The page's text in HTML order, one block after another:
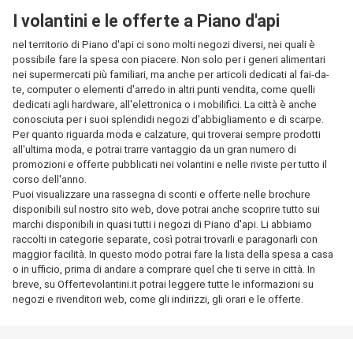
I volantini e le offerte a Piano d'api
nel territorio di Piano d'api ci sono molti negozi diversi, nei quali è
possibile fare la spesa con piacere. Non solo per i generi alimentari
nei supermercati più familiari, ma anche per articoli dedicati al fai-da-
te, computer o elementi d'arredo in altri punti vendita, come quelli
dedicati agli hardware, all'elettronica o i mobilifici. La città è anche
conosciuta per i suoi splendidi negozi d'abbigliamento e di scarpe.
Per quanto riguarda moda e calzature, qui troverai sempre prodotti
all'ultima moda, e potrai trarre vantaggio da un gran numero di
promozioni e offerte pubblicati nei volantini e nelle riviste per tutto il
corso dell'anno.
Puoi visualizzare una rassegna di sconti e offerte nelle brochure
disponibili sul nostro sito web, dove potrai anche scoprire tutto sui
marchi disponibili in quasi tutti i negozi di Piano d'api. Li abbiamo
raccolti in categorie separate, così potrai trovarli e paragonarli con
maggior facilità. In questo modo potrai fare la lista della spesa a casa
o in ufficio, prima di andare a comprare quel che ti serve in città. In
breve, su Offertevolantini.it potrai leggere tutte le informazioni su
negozi e rivenditori web, come gli indirizzi, gli orari e le offerte.